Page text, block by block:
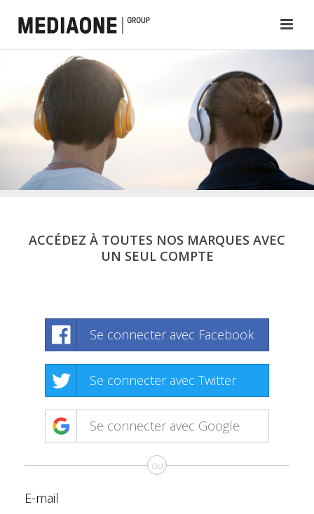
ACCÉDEZ À TOUTES NOS MARQUES AVEC
UN SEUL COMPTE
Se connecter avec Facebook
Se connecter avec Twitter
Se connecter avec Google
ou
E-mail